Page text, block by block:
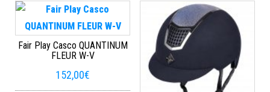
Fair Play Casco QUANTINUM
FLEUR W-V
152,00€